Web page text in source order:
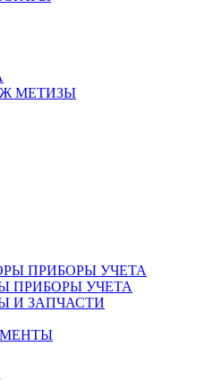
МЕТИЗЫ
ПРИБОРЫ УЧЕТА
И ЗАПЧАСТИ